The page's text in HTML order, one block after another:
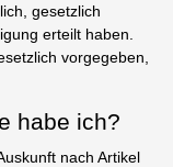
gesetzlich
erteilt haben.
vorgegeben,
habe ich?
nach Artikel